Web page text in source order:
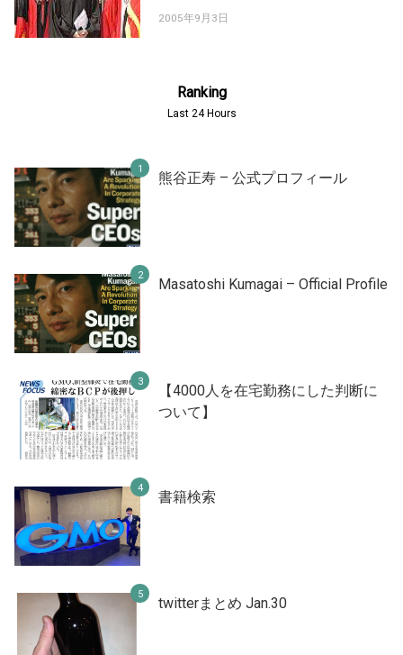
2005年9月3日
Ranking
Last 24 Hours
熊谷正寿 – 公式プロフィール
Masatoshi Kumagai – Official Profile
【4000人を在宅勤務にした判断に
ついて】
書籍検索
twitterまとめ Jan.30